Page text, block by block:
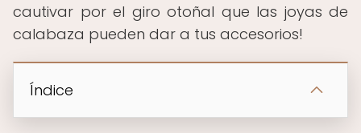
cautivar por el giro otoñal que las joyas de
calabaza pueden dar a tus accesorios!
Índice